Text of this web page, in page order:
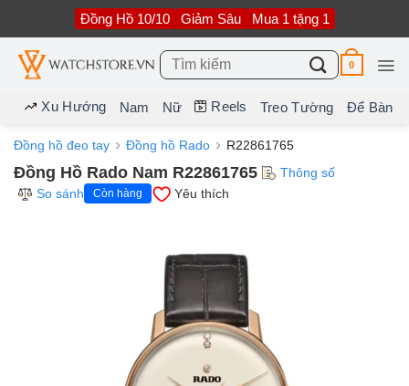
nội
dung
Đồng Hồ 10/10 Giảm Sâu Mua 1 tặng 1
Tìm
kiếm:
0
Xu Hướng Nam Nữ Reels Treo Tường Để Bàn
Đồng hồ đeo tay Đồng hồ Rado R22861765
Đồng Hồ Rado Nam R22861765
Thông số
So sánh
Còn hàng Yêu thích